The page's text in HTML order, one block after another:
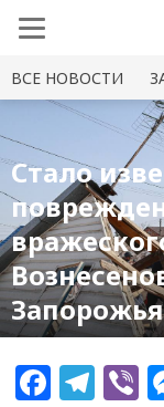
ВСЕ НОВОСТИ
Стало
Запорожья